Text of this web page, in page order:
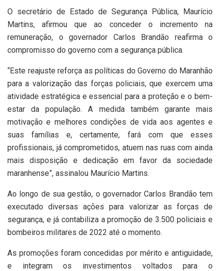
O secretário de Estado de Segurança Pública, Maurício
Martins, afirmou que ao conceder o incremento na
remuneração, o governador Carlos Brandão reafirma o
compromisso do governo com a segurança pública.
“Este reajuste reforça as políticas do Governo do Maranhão
para a valorização das forças policiais, que exercem uma
atividade estratégica e essencial para a proteção e o bem-
estar da população. A medida também garante mais
motivação e melhores condições de vida aos agentes e
suas famílias e, certamente, fará com que esses
profissionais, já comprometidos, atuem nas ruas com ainda
mais disposição e dedicação em favor da sociedade
maranhense”, assinalou Maurício Martins.
Ao longo de sua gestão, o governador Carlos Brandão tem
executado diversas ações para valorizar as forças de
segurança, e já contabiliza a promoção de 3.500 policiais e
bombeiros militares de 2022 até o momento.
As promoções foram concedidas por mérito e antiguidade,
e integram os investimentos voltados para o